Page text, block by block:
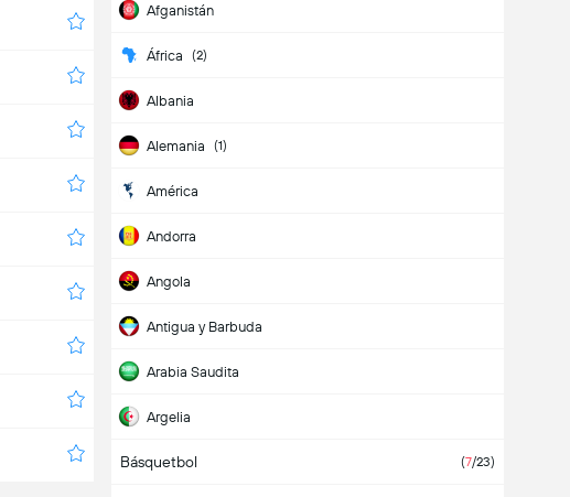
Afganistán
África (2)
Albania
Alemania (1)
América
Andorra
Angola
Antigua y Barbuda
Arabia Saudita
Argelia
Argentina
Básquetbol (7/23)